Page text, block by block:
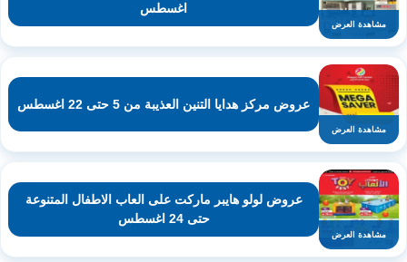
مشاهدة العرض
اغسطس
مشاهدة العرض
عروض مركز هدايا التنين العذيبة من 5 حتى 22 اغسطس
مشاهدة العرض
عروض لولو هايبر ماركت على العاب الاطفال المتنوعة
حتى 24 اغسطس